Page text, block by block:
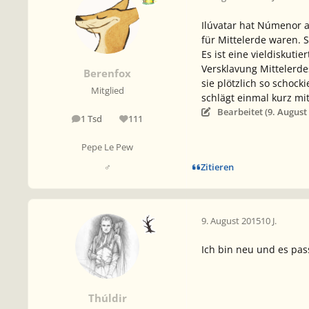
Berenfox
Mitglied
1 TsdBeiträge 111
Reputation
Pepe Le Pew
♂
Ilúvatar hat Númenor
für Mittelerde waren.
Es ist eine
Versklavung
sie plötzlich so
schlägt einmal kurz
Bearbeitet (9. August
Zitieren
Thúldir
9. August 201510 J.
Ich bin neu und es